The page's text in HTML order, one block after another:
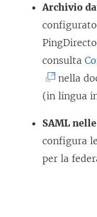
Archivio
consulta
nella
(in lingua
SAML
configura
per la